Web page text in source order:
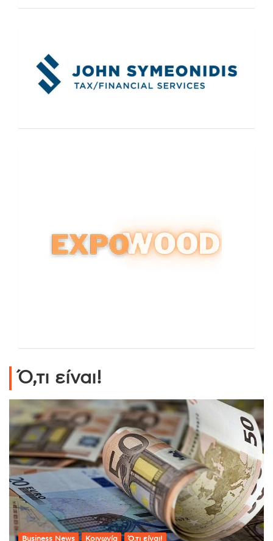
Ό,τι είναι!
Business News Κοινωνία Ό,τι είναι!